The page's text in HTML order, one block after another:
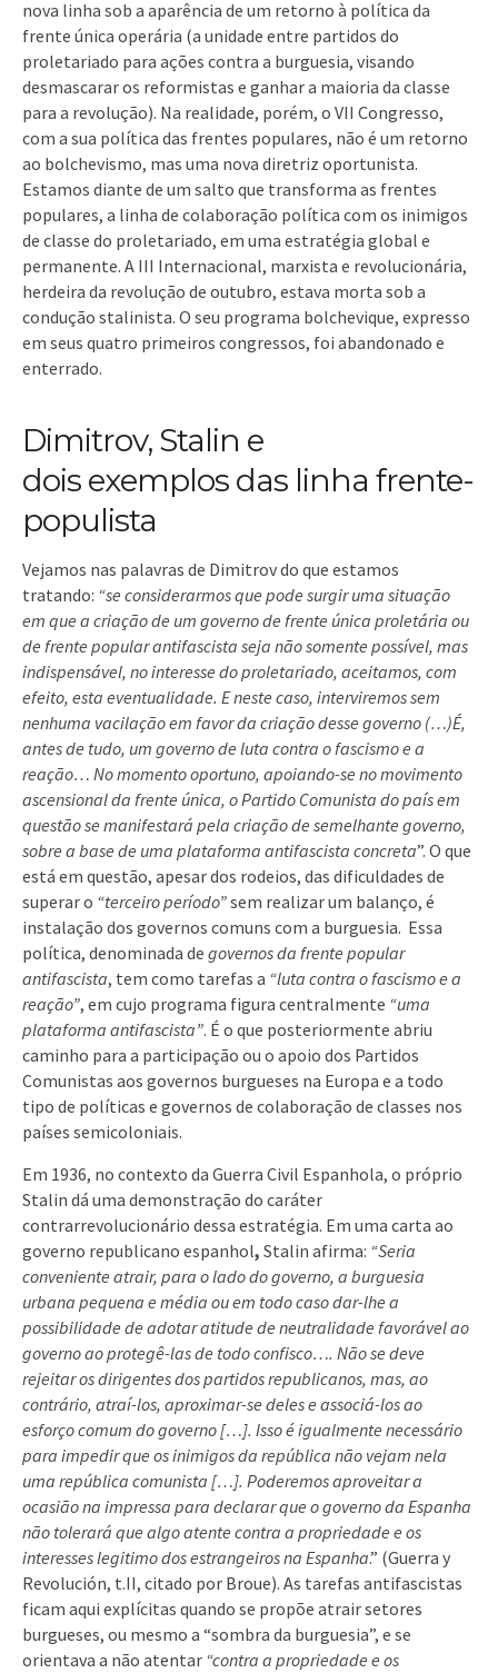
nova linha sob a aparência de um retorno à política da
frente única operária (a unidade entre partidos do
proletariado para ações contra a burguesia, visando
desmascarar os reformistas e ganhar a maioria da classe
para a revolução). Na realidade, porém, o VII Congresso,
com a sua política das frentes populares, não é um retorno
ao bolchevismo, mas uma nova diretriz oportunista.
Estamos diante de um salto que transforma as frentes
populares, a linha de colaboração política com os inimigos
de classe do proletariado, em uma estratégia global e
permanente. A III Internacional, marxista e revolucionária,
herdeira da revolução de outubro, estava morta sob a
condução stalinista. O seu programa bolchevique, expresso
em seus quatro primeiros congressos, foi abandonado e
enterrado.
Dimitrov, Stalin e
dois exemplos das linha frente-
populista
Vejamos nas palavras de Dimitrov do que estamos
tratando: “se considerarmos que pode surgir uma situação
em que a criação de um governo de frente única proletária ou
de frente popular antifascista seja não somente possível, mas
indispensável, no interesse do proletariado, aceitamos, com
efeito, esta eventualidade. E neste caso, interviremos sem
nenhuma vacilação em favor da criação desse governo (…)É,
antes de tudo, um governo de luta contra o fascismo e a
reação… No momento oportuno, apoiando-se no movimento
ascensional da frente única, o Partido Comunista do país em
questão se manifestará pela criação de semelhante governo,
sobre a base de uma plataforma antifascista concreta”. O que
está em questão, apesar dos rodeios, das dificuldades de
superar o “terceiro período”sem realizar um balanço, é
instalação dos governos comuns com a burguesia. Essa
política, denominada de governos da frente popular
antifascista, tem como tarefas a “luta contra o fascismo e a
reação”, em cujo programa figura centralmente “uma
plataforma antifascista”. É o que posteriormente abriu
caminho para a participação ou o apoio dos Partidos
Comunistas aos governos burgueses na Europa e a todo
tipo de políticas e governos de colaboração de classes nos
países semicoloniais.
Em 1936, no contexto da Guerra Civil Espanhola, o próprio
Stalin dá uma demonstração do caráter
contrarrevolucionário dessa estratégia. Em uma carta ao
governo republicano espanhol, Stalin afirma: “Seria
conveniente atrair, para o lado do governo, a burguesia
urbana pequena e média ou em todo caso dar-lhe a
possibilidade de adotar atitude de neutralidade favorável ao
governo ao protegê-las de todo confisco…. Não se deve
rejeitar os dirigentes dos partidos republicanos, mas, ao
contrário, atraí-los, aproximar-se deles e associá-los ao
esforço comum do governo […]. Isso é igualmente necessário
para impedir que os inimigos da república não vejam nela
uma república comunista […]. Poderemos aproveitar a
ocasião na impressa para declarar que o governo da Espanha
não tolerará que algo atente contra a propriedade e os
interesses legitimo dos estrangeiros na Espanha.” (Guerra y
Revolución, t.II, citado por Broue). As tarefas antifascistas
ficam aqui explícitas quando se propõe atrair setores
burgueses, ou mesmo a “sombra da burguesia”, e se
orientava a não atentar “contra a propriedade e os